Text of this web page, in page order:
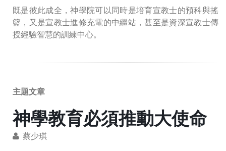
既是彼此成全，神學院可以同時是培育宣教士的預科與搖
籃，又是宣教士進修充電的中繼站，甚至是資深宣教士傳
授經驗智慧的訓練中心。
主題文章
神學教育必須推動大使命
蔡少琪